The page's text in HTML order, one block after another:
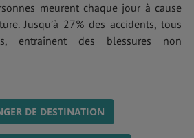
meurent chaque jour à cause
Jusqu’à 27% des accidents, tous
entraînent des blessures non
DE DESTINATION